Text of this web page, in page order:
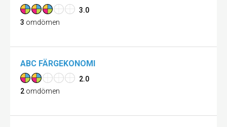
3.0
3 omdömen
ABC FÄRGEKONOMI
2.0
2 omdömen